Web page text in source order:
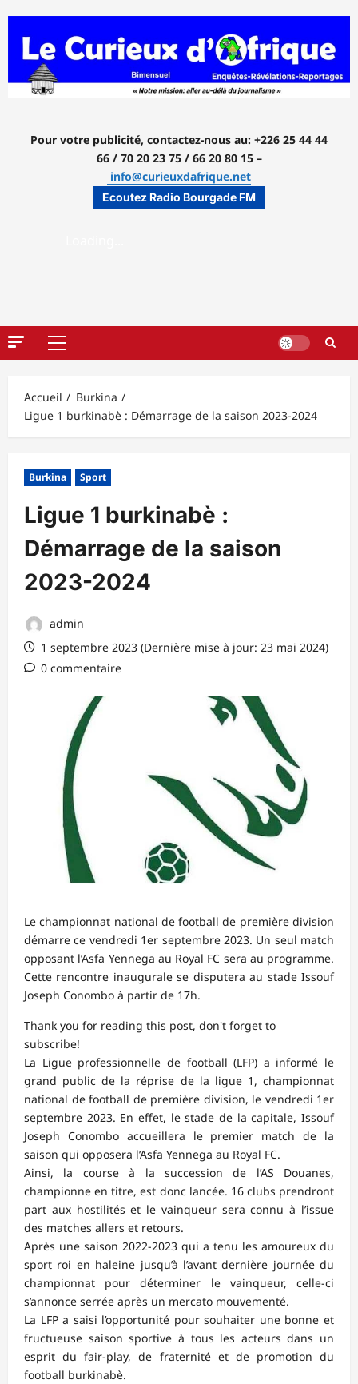
contenu
Pour votre publicité, contactez-nous au: +226 25 44 44
66 / 70 20 23 75 / 66 20 80 15 –
info@curieuxdafrique.net
Ecoutez Radio Bourgade FM
Menu
Accueil
Burkina
Ligue 1 burkinabè : Démarrage de la saison 2023-2024
Burkina Sport
Ligue 1 burkinabè :
Démarrage de la saison
2023-2024
admin
1 septembre 2023 (Dernière mise à jour: 23 mai 2024)
0 commentaire
Le championnat national de football de première division
démarre ce vendredi 1er septembre 2023. Un seul match
opposant l’Asfa Yennega au Royal FC sera au programme.
Cette rencontre inaugurale se disputera au stade Issouf
Joseph Conombo à partir de 17h.
Thank you for reading this post, don't forget to
subscribe!
La Ligue professionnelle de football (LFP) a informé le
grand public de la réprise de la ligue 1, championnat
national de football de première division, le vendredi 1er
septembre 2023. En effet, le stade de la capitale, Issouf
Joseph Conombo accueillera le premier match de la
saison qui opposera l’Asfa Yennega au Royal FC.
Ainsi, la course à la succession de l’AS Douanes,
championne en titre, est donc lancée. 16 clubs prendront
part aux hostilités et le vainqueur sera connu à l’issue
des matches allers et retours.
Après une saison 2022-2023 qui a tenu les amoureux du
sport roi en haleine jusqu’à l’avant dernière journée du
championnat pour déterminer le vainqueur, celle-ci
s’annonce serrée après un mercato mouvementé.
La LFP a saisi l’opportunité pour souhaiter une bonne et
fructueuse saison sportive à tous les acteurs dans un
esprit du fair-play, de fraternité et de promotion du
football burkinabè.